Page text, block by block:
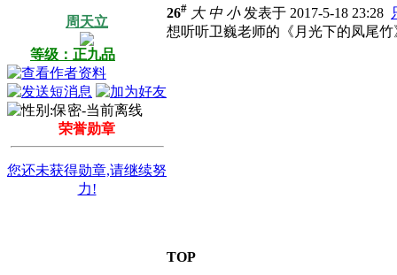
周天立
等级：正九品
荣誉勋章
您还未获得勋章,请继续努
力!
26# 大 中 小发表于 2017-5-18 23:28
想听听卫巍老师的《月光下的凤尾竹
TOP